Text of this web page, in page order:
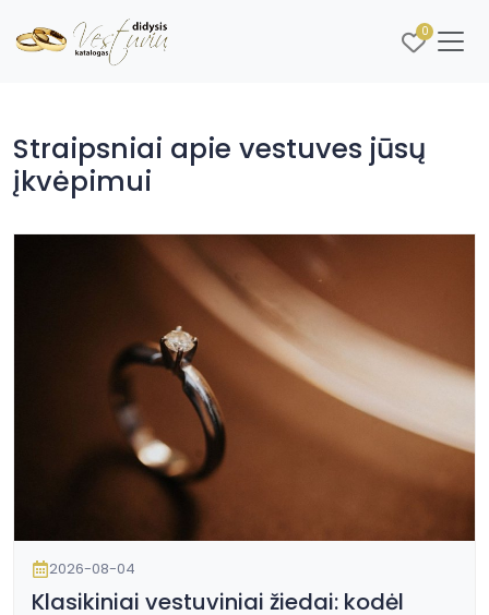
0
Straipsniai apie vestuves jūsų
įkvėpimui
2026-08-04
Klasikiniai vestuviniai žiedai: kodėl